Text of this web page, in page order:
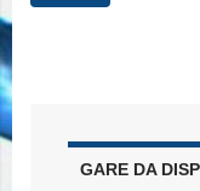
GARE DA